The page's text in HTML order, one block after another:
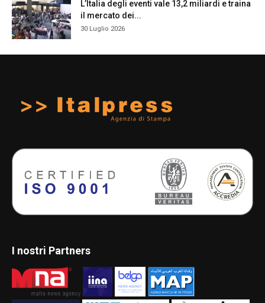
L’Italia degli eventi vale 13,2 miliardi e traina
il mercato dei...
30 Luglio 2026
I nostri Partners